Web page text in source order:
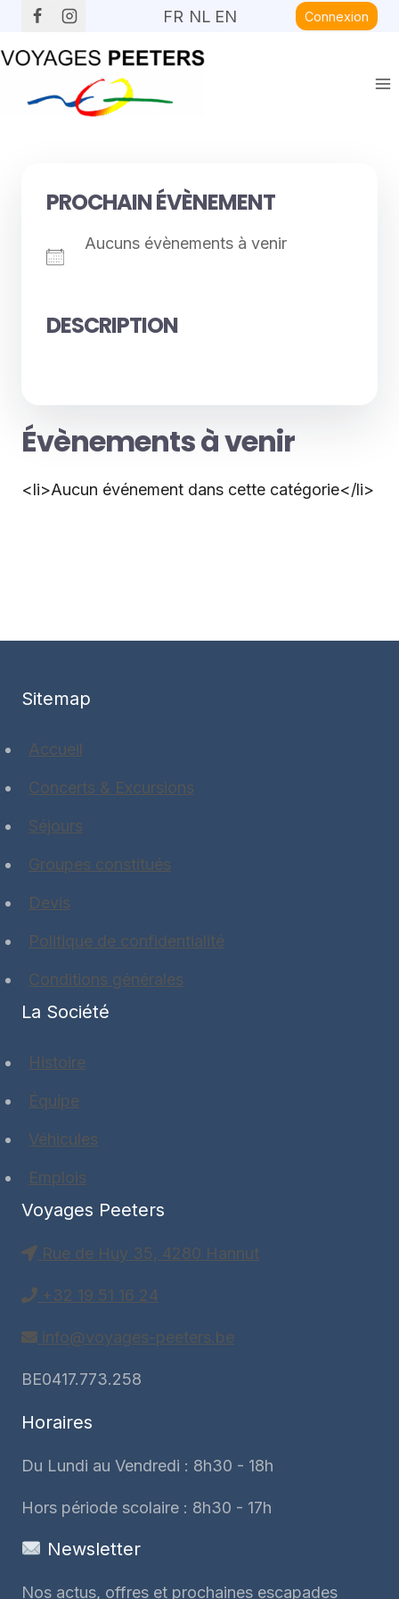
contenu
FR NL EN Connexion
PROCHAIN ÉVÈNEMENT
Aucuns évènements à venir
DESCRIPTION
Évènements à venir
<li>Aucun événement dans cette catégorie</li>
Sitemap
Accueil
Concerts & Excursions
Séjours
Groupes constitués
Devis
Politique de confidentialité
Conditions générales
La Société
Histoire
Équipe
Véhicules
Emplois
Voyages Peeters
Rue de Huy 35, 4280 Hannut
+32 19 51 16 24
info@voyages-peeters.be
BE0417.773.258
Horaires
Du Lundi au Vendredi : 8h30 - 18h
Hors période scolaire : 8h30 - 17h
Newsletter
Nos actus, offres et prochaines escapades